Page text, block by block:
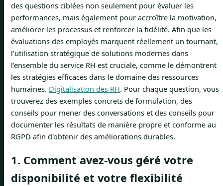
des questions ciblées non seulement pour évaluer les
performances, mais également pour accroître la motivation,
améliorer les processus et renforcer la fidélité. Afin que les
évaluations des employés marquent réellement un tournant,
l'utilisation stratégique de solutions modernes dans
l'ensemble du service RH est cruciale, comme le démontrent
les stratégies efficaces dans le domaine des ressources
humaines. Digitalisation des RH. Pour chaque question, vous
trouverez des exemples concrets de formulation, des
conseils pour mener des conversations et des conseils pour
documenter les résultats de manière propre et conforme au
RGPD afin d'obtenir des améliorations durables.
1. Comment avez-vous géré votre
disponibilité et votre flexibilité